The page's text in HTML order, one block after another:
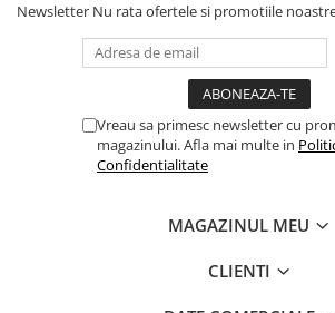
Newsletter Nu rata ofertele si promotiile
Vreau sa primesc newsletter cu
magazinului. Afla mai multe in
Confidentialitate
MAGAZINUL MEU
CLIENTI